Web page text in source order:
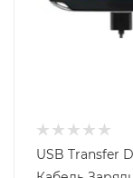
USB Transfer